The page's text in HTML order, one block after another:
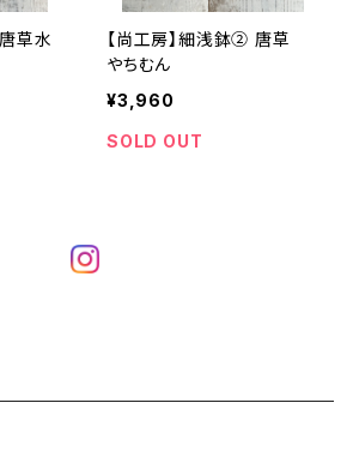
【尚工房】細浅鉢② 唐草
やちむん
¥3,960
SOLD OUT